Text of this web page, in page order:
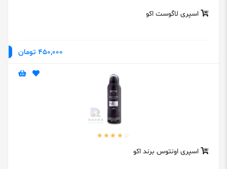
اسپری لاگوست اکو
450,000 تومان
اسپری اونتوس برند اکو